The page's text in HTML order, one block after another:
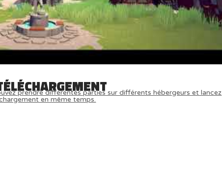
prendre différentes parties sur différents hébergeurs et lancez
en même temps.